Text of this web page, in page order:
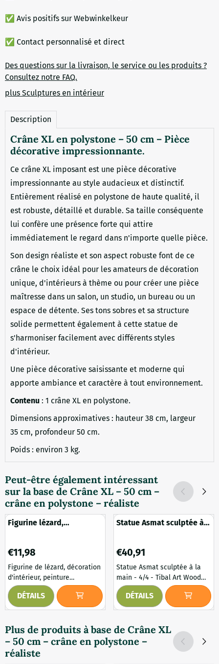
✅ Avis positifs sur Webwinkelkeur
✅ Contact personnalisé et direct
Des questions sur la livraison, le service ou les produits ?
Consultez notre FAQ.
plus Sculptures en intérieur
Description
Crâne XL en polystone – 50 cm – Pièce
décorative impressionnante.
Ce crâne XL imposant est une pièce décorative
impressionnante au style audacieux et distinctif.
Entièrement réalisé en polystone de haute qualité, il
est robuste, détaillé et durable. Sa taille conséquente
lui confère une présence forte qui attire
immédiatement le regard dans n'importe quelle pièce.
Son design réaliste et son aspect robuste font de ce
crâne le choix idéal pour les amateurs de décoration
unique, d'intérieurs à thème ou pour créer une pièce
maîtresse dans un salon, un studio, un bureau ou un
espace de détente. Ses tons sobres et sa structure
solide permettent également à cette statue de
s'harmoniser facilement avec différents styles
d'intérieur.
Une pièce décorative saisissante et moderne qui
apporte ambiance et caractère à tout environnement.
Contenu : 1 crâne XL en polystone.
Dimensions approximatives : hauteur 38 cm, largeur
35 cm, profondeur 50 cm.
Poids : environ 3 kg.
Peut-être également intéressant
sur la base de Crâne XL – 50 cm –
crâne en polystone – réaliste
Figurine lézard,
argentée, belle !
Prix: 11,98
€11,98
Figurine de lézard, décoration
d'intérieur, peinture
électrique argentée,
magnifique ! Une jolie petite
figurine de lézard, décorative
décoration de table ou pour
le rebord de la fenêtre,
partout c'est une belle
sculpture. Contenu de la
DÉTAILS
Statue Asmat sculptée à
Prix: 40,91
€40,91
Statue Asmat sculptée à la
main - 4/4 - Tibal Art Wood
Les Asmat sont un peuple de
Nouvelle-Guinée. Ils survivent
dans le parc national de
indonésienne de Papouasie.
Leur nombre est estimé à
environ 70 000. Ils sont l'un
DÉTAILS
Plus de produits à base de Crâne XL
– 50 cm – crâne en polystone –
réaliste